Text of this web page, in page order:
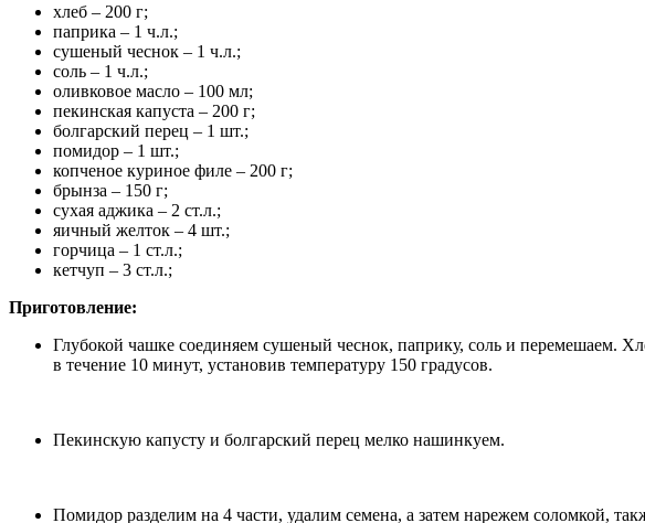
хлеб – 200 г;
паприка – 1 ч.л.;
сушеный чеснок – 1 ч.л.;
соль – 1 ч.л.;
оливковое масло – 100 мл;
пекинская капуста – 200 г;
болгарский перец – 1 шт.;
помидор – 1 шт.;
копченое куриное филе – 200 г;
брынза – 150 г;
сухая аджика – 2 ст.л.;
яичный желток – 4 шт.;
горчица – 1 ст.л.;
кетчуп – 3 ст.л.;
Приготовление:
Глубокой чашке соединяем сушеный чеснок, паприку, соль и перемешаем.
в течение 10 минут, установив температуру 150 градусов.
Пекинскую капусту и болгарский перец мелко нашинкуем.
Помидор разделим на 4 части, удалим семена, а затем нарежем соломкой,